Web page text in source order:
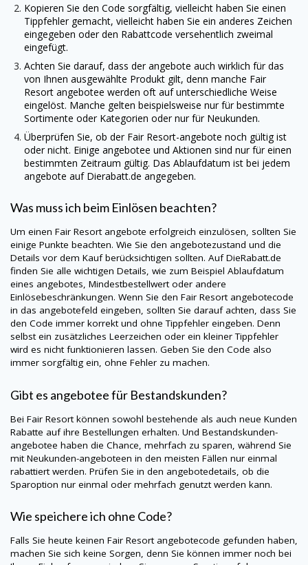
Kopieren Sie den Code sorgfältig, vielleicht haben Sie einen
Tippfehler gemacht, vielleicht haben Sie ein anderes Zeichen
eingegeben oder den Rabattcode versehentlich zweimal
eingefügt.
Achten Sie darauf, dass der angebote auch wirklich für das
von Ihnen ausgewählte Produkt gilt, denn manche Fair
Resort angebotee werden oft auf unterschiedliche Weise
eingelöst. Manche gelten beispielsweise nur für bestimmte
Sortimente oder Kategorien oder nur für Neukunden.
Überprüfen Sie, ob der Fair Resort-angebote noch gültig ist
oder nicht. Einige angebotee und Aktionen sind nur für einen
bestimmten Zeitraum gültig. Das Ablaufdatum ist bei jedem
angebote auf Dierabatt.de angegeben.
Was muss ich beim Einlösen beachten?
Um einen Fair Resort angebote erfolgreich einzulösen, sollten Sie
einige Punkte beachten. Wie Sie den angebotezustand und die
Details vor dem Kauf berücksichtigen sollten. AufDieRabatt.de
finden Sie alle wichtigen Details, wie zum Beispiel Ablaufdatum
eines angebotes, Mindestbestellwert oder andere
Einlösebeschränkungen. Wenn Sie den Fair Resort angebotecode
in das angebotefeld eingeben, sollten Sie darauf achten, dass Sie
den Code immer korrekt und ohne Tippfehler eingeben. Denn
selbst ein zusätzliches Leerzeichen oder ein kleiner Tippfehler
wird es nicht funktionieren lassen. Geben Sie den Code also
immer sorgfältig ein, ohne Fehler zu machen.
Gibt es angebotee für Bestandskunden?
Bei Fair Resort können sowohl bestehende als auch neue Kunden
Rabatte auf ihre Bestellungen erhalten. Und Bestandskunden-
angebotee haben die Chance, mehrfach zu sparen, während Sie
mit Neukunden-angeboteen in den meisten Fällen nur einmal
rabattiert werden. Prüfen Sie in den angebotedetails, ob die
Sparoption nur einmal oder mehrfach genutzt werden kann.
Wie speichere ich ohne Code?
Falls Sie heute keinen Fair Resort angebotecode gefunden haben,
machen Sie sich keine Sorgen, denn Sie können immer noch bei